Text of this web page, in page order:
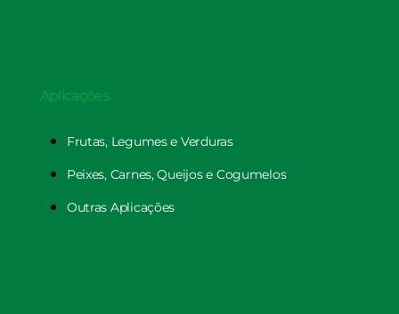
Aplicações
Frutas, Legumes e Verduras
Peixes, Carnes, Queijos e Cogumelos
Outras Aplicações